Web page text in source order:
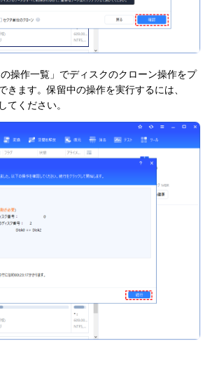
の操作一覧」でディスクのクローン操作をプ
きます。保留中の操作を実行するには、
てください。